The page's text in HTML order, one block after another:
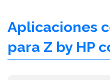
Aplicaciones
para Z by HP